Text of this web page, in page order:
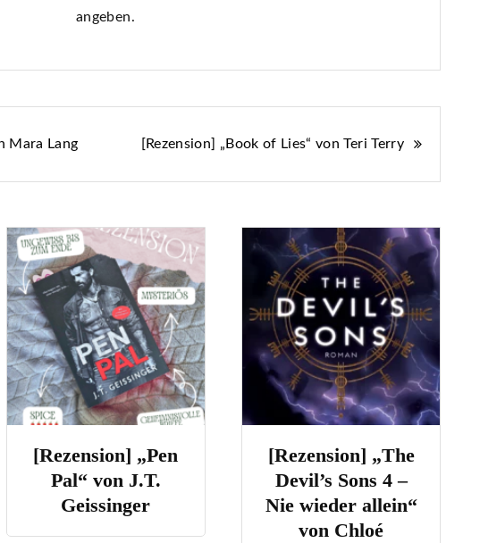
angeben.
Mara Lang [Rezension] „Book of Lies“ von Teri Terry
[Rezension] „Pen
Pal“ von J.T.
Geissinger
[Rezension] „The
Devil’s Sons 4 –
Nie wieder allein“
von Chloé